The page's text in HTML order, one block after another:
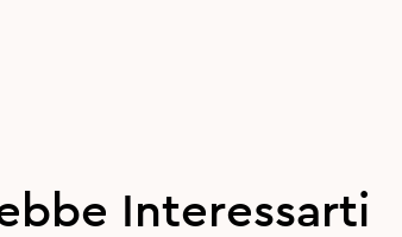
Interessarti